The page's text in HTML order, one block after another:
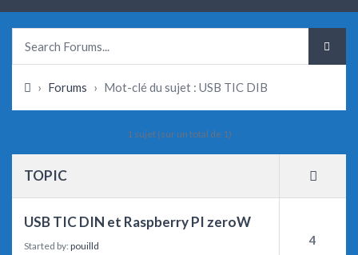
› Forums › Mot-clé du sujet : USB TIC DIB
1 sujet (sur un total de 1)
TOPIC
USB TIC DIN et Raspberry PI zeroW
Started by: pouilld
4